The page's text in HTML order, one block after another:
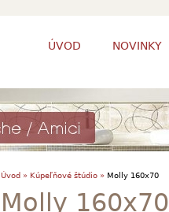
ÚVOD NOVINKY
Úvod » Kúpeľňové štúdio »Molly 160x70
Molly 160x70